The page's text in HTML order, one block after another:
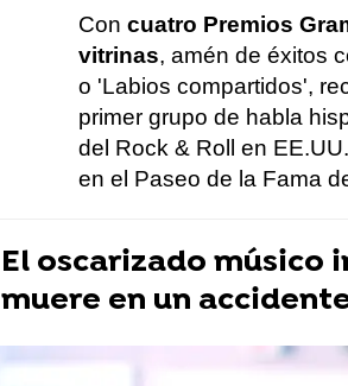
Con cuatro Premios
vitrinas, amén de éxitos
o 'Labios compartidos',
primer grupo de habla
del Rock & Roll en
en el Paseo de la Fama
El oscarizado músico
muere en un